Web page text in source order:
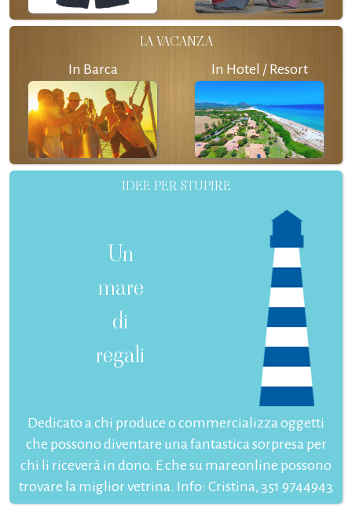
LA VACANZA
In Barca In Hotel / Resort
IDEE PER STUPIRE
Un
mare
di
regali
Dedicato a chi produce o commercializza oggetti
che possono diventare una fantastica sorpresa per
chi li riceverà in dono. E che su mareonline possono
trovare la miglior vetrina. Info: Cristina, 351 9744943